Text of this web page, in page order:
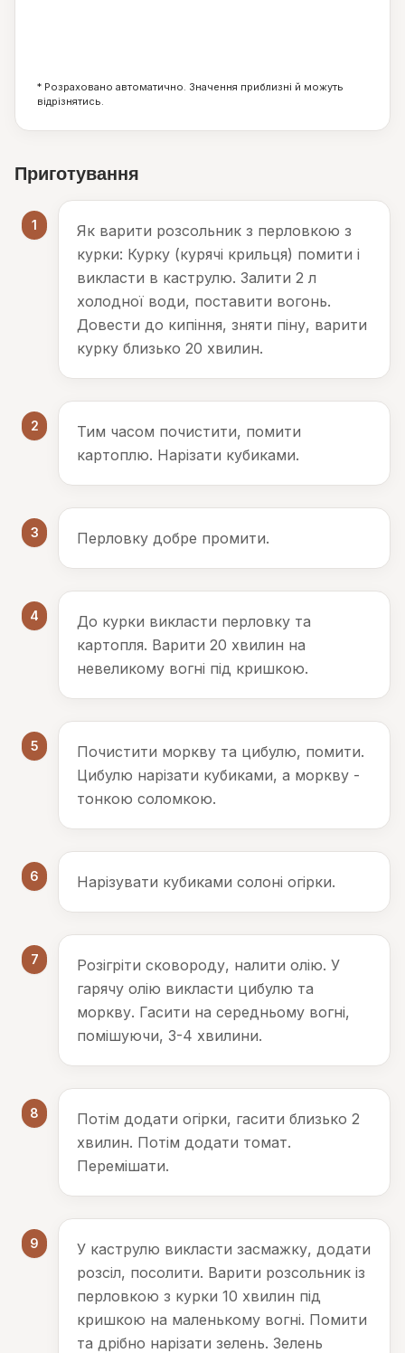
* Розраховано автоматично. Значення приблизні й можуть
відрізнятись.
Приготування
1
Як варити розсольник з перловкою з
курки: Курку (курячі крильця) помити і
викласти в каструлю. Залити 2 л
холодної води, поставити вогонь.
Довести до кипіння, зняти піну, варити
курку близько 20 хвилин.
2
Тим часом почистити, помити
картоплю. Нарізати кубиками.
3 Перловку добре промити.
4
До курки викласти перловку та
картопля. Варити 20 хвилин на
невеликому вогні під кришкою.
5
Почистити моркву та цибулю, помити.
Цибулю нарізати кубиками, а моркву -
тонкою соломкою.
6 Нарізувати кубиками солоні огірки.
7
Розігріти сковороду, налити олію. У
гарячу олію викласти цибулю та
моркву. Гасити на середньому вогні,
помішуючи, 3-4 хвилини.
8
Потім додати огірки, гасити близько 2
хвилин. Потім додати томат.
Перемішати.
9
У каструлю викласти засмажку, додати
розсіл, посолити. Варити розсольник із
перловкою з курки 10 хвилин під
кришкою на маленькому вогні. Помити
та дрібно нарізати зелень. Зелень